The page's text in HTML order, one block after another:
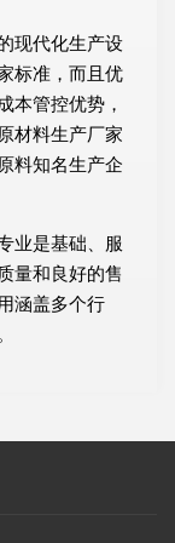
现代化生产设
标准，而且优
本管控优势，
材料生产厂家
料知名生产企
业是基础、服
量和良好的售
涵盖多个行